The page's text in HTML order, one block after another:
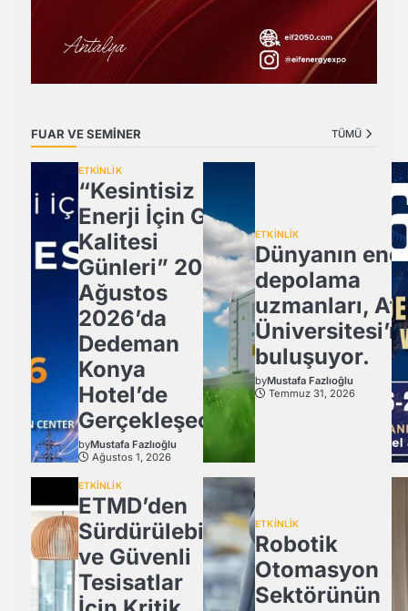
FUAR VE SEMİNER TÜMÜ
ETKİNLİK
“Kesintisiz
Enerji İçin Güç
Kalitesi
Günleri” 20
Ağustos
2026’da
Dedeman
Konya
Hotel’de
Gerçekleşecek
byMustafa Fazlıoğlu
Ağustos 1, 2026
ETKİNLİK
Dünyanın
depolama
uzmanları,
buluşuyor.
byMustafa Fazlıoğlu
Temmuz 31, 2026
ETKİNLİK
ETMD’den
Sürdürülebilir
ve Güvenli
Tesisatlar
ETKİNLİK
Robotik
Otomasyon
Sektörünün